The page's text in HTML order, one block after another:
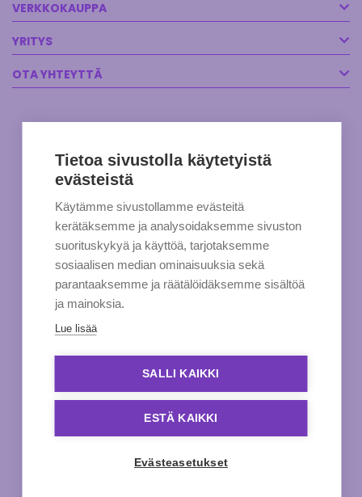
VERKKOKAUPPA
YRITYS
OTA YHTEYTTÄ
Tietoa sivustolla käytetyistä
evästeistä
Käytämme sivustollamme evästeitä
kerätäksemme ja analysoidaksemme sivuston
suorituskykyä ja käyttöä, tarjotaksemme
sosiaalisen median ominaisuuksia sekä
parantaaksemme ja räätälöidäksemme sisältöä
ja mainoksia.
Lue lisää
SALLI KAIKKI
ESTÄ KAIKKI
Evästeasetukset